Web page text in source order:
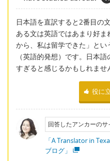
日本語を直訳すると2番目の
ある文は英語ではあまり好
から、私は留学できた」と
（英語的発想）です。日本
すぎると感じるかもしれませ
役に
回答したアンカーのサ
「A Translator in
ブログ」